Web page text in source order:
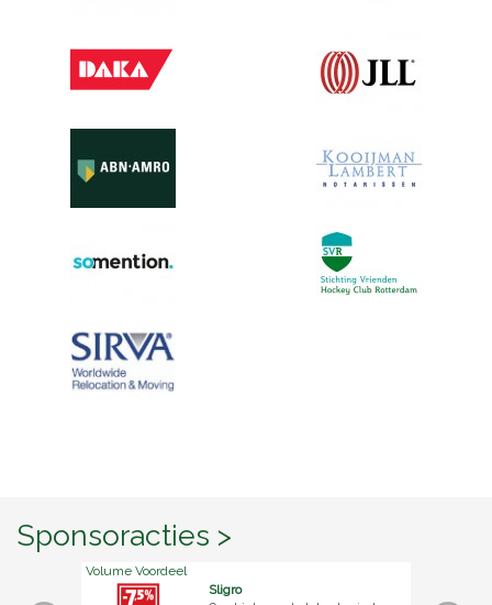
Sponsoracties >
Volume Voordeel
Sligro